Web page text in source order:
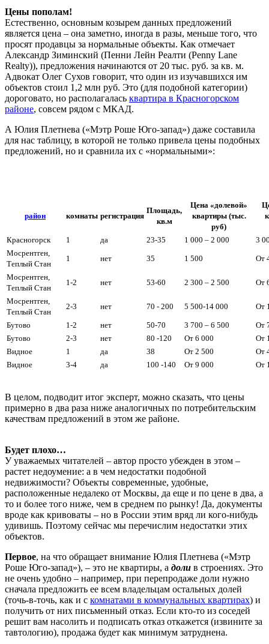
Цены пополам!
Естественно, основным козырем данных предложений
является цена – она заметно, иногда в разы, меньше того, что
просят продавцы за нормальные объекты. Как отмечает
Александр Зиминский (Пенни Лейн Реалти (Penny Lane
Realty)), предложения начинаются от 20 тыс. руб. за кв. м.
Адвокат Олег Сухов говорит, что один из изучавшихся им
объектов стоил 1,2 млн руб. Это (для подобной категории)
дороговато, но располагалась квартира в Красногорском
районе, совсем рядом с МКАД.
А Юлия Плетнева («Мэтр Роше Юго-запад») даже составила
для нас таблицу, в которой не только привела цены подобных
предложений, но и сравнила их с «нормальными»:
район комнаты регистрация
Площадь,
кв.м
Цена «долевой»
квартиры (тыс.
руб)
Красногорск 1 да 23-35 1 000 – 2 000
3
Мосрентген,
Теплый Стан
1 нет 35 1 500 От
Мосрентген,
Теплый Стан
1-2 нет 53-60 2 300 – 2 500 От
Мосрентген,
Теплый Стан
2-3 нет 70 - 200 5 500-14 000 От
Бутово 1-2 нет 50-70 3 700 – 6 500
От
Бутово
2-3 нет 80 -120 От 6 000
От
Видное
1 да 38 От 2 500
От
Видное
3-4 да 100 -140 От 9 000 От
В целом, подводит итог эксперт, можно сказать, что цены
примерно в два раза ниже аналогичных по потребительским
качествам предложений в этом же районе.
Будет плохо…
У уважаемых читателей – автор просто убежден в этом –
растет недоумение: а в чем недостатки подобной
недвижимости? Объекты современные, удобные,
расположенные недалеко от Москвы, да еще и по цене в два, а
то и более того ниже, чем в среднем по рынку! Да, документы
вроде как кривоваты – но в России этим вряд ли кого-нибудь
удивишь. Поэтому сейчас мы перечислим недостатки этих
объектов.
Первое, на что обращает внимание Юлия Плетнева («Мэтр
Роше Юго-запад»), – это не квартиры, а доли в строениях. Это
не очень удобно – например, при перепродаже доли нужно
сначала предложить ее всем владельцам остальных долей
(точь-в-точь, как и с комнатами в коммунальных квартирах) и
получить от них письменный отказ. Если кто-то из соседей
решит вам насолить и подписать отказ откажется (извините за
тавтологию), продажа будет как минимум затруднена.